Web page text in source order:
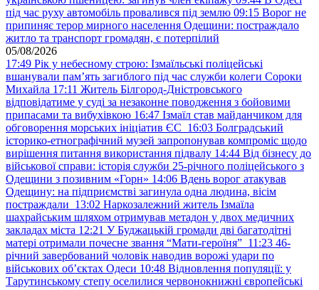
під час руху автомобіль провалився під землю 09:15 Ворог не
припиняє терор мирного населення Одещини: постраждало
житло та транспорт громадян, є потерпілий
05/08/2026
17:49 Рік у небесному строю: Ізмаїльські поліцейські
вшанували пам’ять загиблого під час служби колеги Сороки
Михайла 17:11 Житель Білгород-Дністровського
відповідатиме у суді за незаконне поводження з бойовими
припасами та вибухівкою 16:47 Ізмаїл став майданчиком для
обговорення морських ініціатив ЄС 16:03 Болградський
історико-етнографічний музей запропонував компроміс щодо
вирішення питання використання підвалу 14:44 Від бізнесу до
військової справи: історія служби 25-річного поліцейського з
Одещини з позивним «Горн» 14:06 Вдень ворог атакував
Одещину: на підприємстві загинула одна людина, вісім
постраждали 13:02 Наркозалежний житель Ізмаїла
шахрайським шляхом отримував метадон у двох медичних
закладах міста 12:21 У Буджацькій громади дві багатодітні
матері отримали почесне звання “Мати-героїня” 11:23 46-
річний завербований чоловік наводив ворожі удари по
військових обʼєктах Одеси 10:48 Відновлення популяції: у
Тарутинському степу оселилися червонокнижні європейські